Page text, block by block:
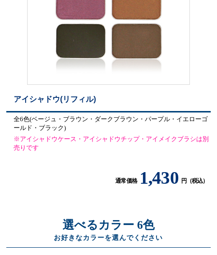
アイシャドウ(リフィル)
全6色(ベージュ・ブラウン・ダークブラウン・パープル・イエローゴ
ールド・ブラック)
※アイシャドウケース・アイシャドウチップ・アイメイクブラシは別
売りです
通常価格 1,430 円（税込）
選べるカラー 6色
お好きなカラーを選んでください